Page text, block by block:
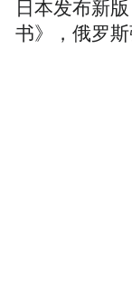
日本发布新
书》，俄罗